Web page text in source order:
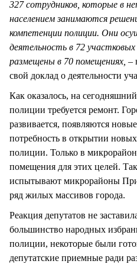
327 сотрудников, которые в
населением занимаются
компетенции полиции. Они
деятельность в 72
размещены в 70 помещениях, –
свой доклад о деятельности
Как оказалось, на
полиции требуется ремонт.
развивается, появляются
потребность в открытии
полиции. Только в
помещения для этих целей.
испытывают микрорайоны
ряд жилых массивов города.
Реакция депутатов не
большинство народных
полиции, некоторые были
депутатские приемные ради